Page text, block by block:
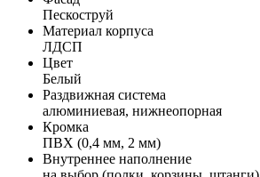
Пескоструй
Материал корпуса
ЛДСП
Цвет
Белый
Раздвижная система
алюминиевая, нижнеопорная
Кромка
ПВХ (0,4 мм, 2 мм)
Внутреннее наполнение